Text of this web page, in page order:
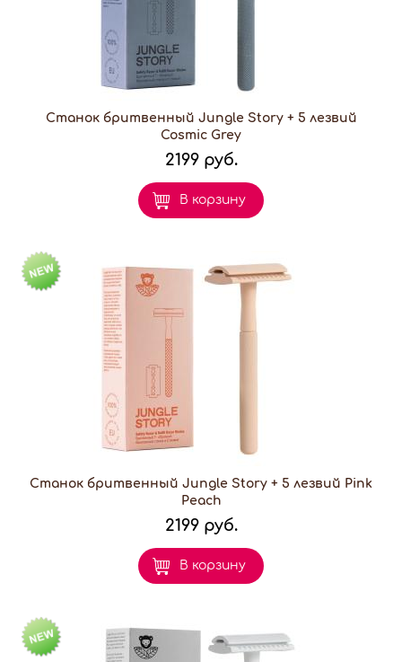
Станок бритвенный Jungle Story + 5 лезвий
Cosmic Grey
2199 руб.
В корзину
Станок бритвенный Jungle Story + 5 лезвий Pink
Peach
2199 руб.
В корзину